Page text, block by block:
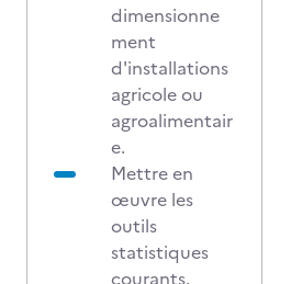
dimensionne
ment
d'installations
agricole ou
agroalimentair
e.
Mettre en
œuvre les
outils
statistiques
courants.